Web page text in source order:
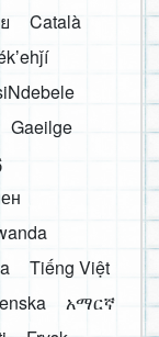
Català
Gaeilge
Tiếng Việt
አማርኛ